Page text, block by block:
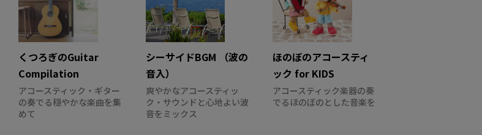
くつろぎのGuitar
Compilation
アコースティック・ギター
の奏でる穏やかな楽曲を集
めて
シーサイドBGM （波の
音入）
爽やかなアコースティッ
ク・サウンドと心地よい波
音をミックス
ほのぼのアコースティ
ック for KIDS
アコースティック楽器の奏
でるほのぼのとした音楽を